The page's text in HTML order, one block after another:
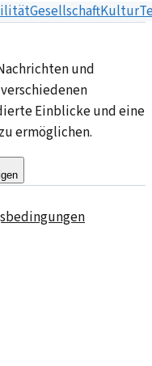
GesellschaftKultur
und
Einblicke und eine
ermöglichen.